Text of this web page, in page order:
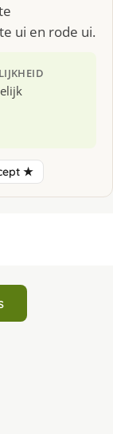
ui en rode ui.
★